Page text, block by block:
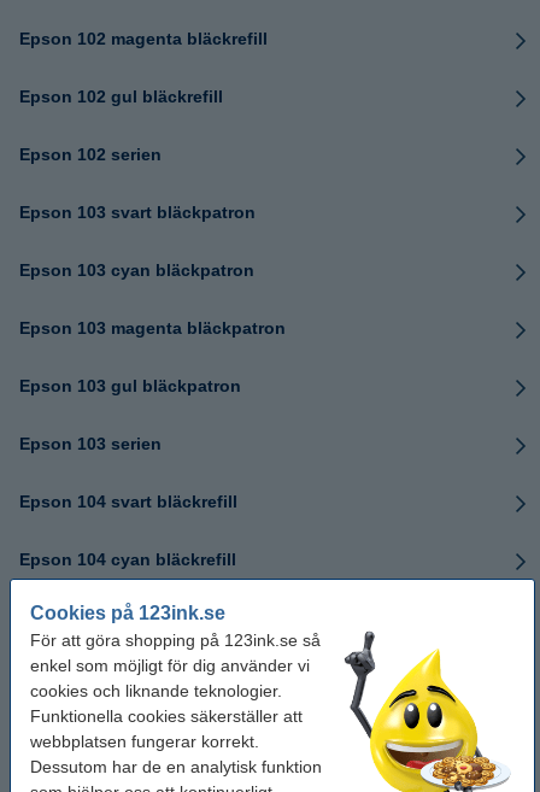
Cookies på 123ink.se
För att göra shopping på 123ink.se så
enkel som möjligt för dig använder vi
cookies och liknande teknologier.
Funktionella cookies säkerställer att
webbplatsen fungerar korrekt.
Dessutom har de en analytisk funktion
Epson 102 magenta bläckrefill
Epson 102 gul bläckrefill
Epson 102 serien
Epson 103 svart bläckpatron
Epson 103 cyan bläckpatron
Epson 103 magenta bläckpatron
Epson 103 gul bläckpatron
Epson 103 serien
Epson 104 svart bläckrefill
Epson 104 cyan bläckrefill
Epson 104 magenta bläckrefill
Epson 104 gul bläckrefill
Epson 104 serien